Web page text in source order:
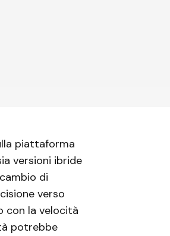
piattaforma
versioni ibride
di
verso
con la velocità
potrebbe